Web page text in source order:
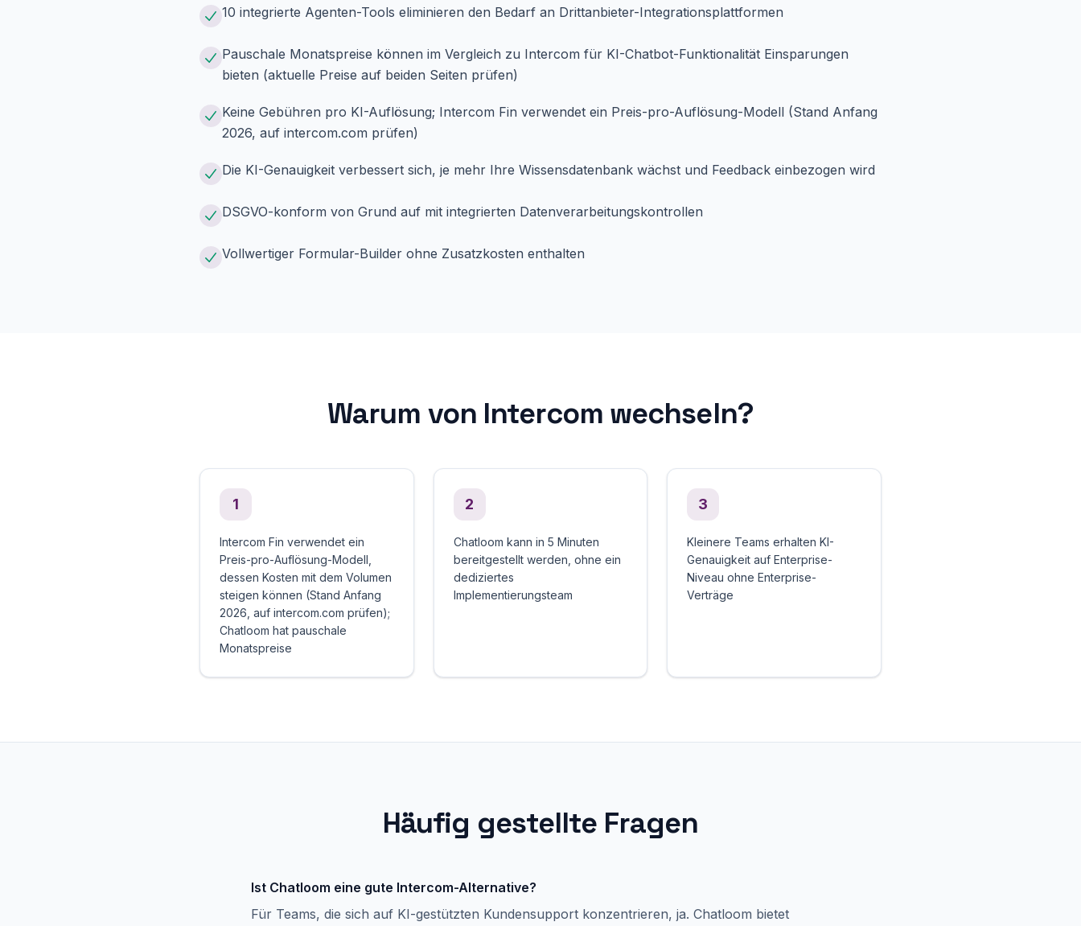
10 integrierte Agenten-Tools eliminieren den Bedarf an Drittanbieter-Integrationsplattformen
Pauschale Monatspreise können im Vergleich zu Intercom für KI-Chatbot-Funktionalität Einsparungen
bieten (aktuelle Preise auf beiden Seiten prüfen)
Keine Gebühren pro KI-Auflösung; Intercom Fin verwendet ein Preis-pro-Auflösung-Modell (Stand Anfang
2026, auf intercom.com prüfen)
Die KI-Genauigkeit verbessert sich, je mehr Ihre Wissensdatenbank wächst und Feedback einbezogen wird
DSGVO-konform von Grund auf mit integrierten Datenverarbeitungskontrollen
Vollwertiger Formular-Builder ohne Zusatzkosten enthalten
Warum von Intercom wechseln?
1
Intercom Fin verwendet ein
Preis-pro-Auflösung-Modell,
dessen Kosten mit dem Volumen
steigen können (Stand Anfang
2026, auf intercom.com prüfen);
Chatloom hat pauschale
Monatspreise
2
Chatloom kann in 5 Minuten
bereitgestellt werden, ohne ein
dediziertes
Implementierungsteam
3
Kleinere Teams erhalten KI-
Genauigkeit auf Enterprise-
Niveau ohne Enterprise-
Verträge
Häufig gestellte Fragen
Ist Chatloom eine gute Intercom-Alternative?
Für Teams, die sich auf KI-gestützten Kundensupport konzentrieren, ja. Chatloom bietet